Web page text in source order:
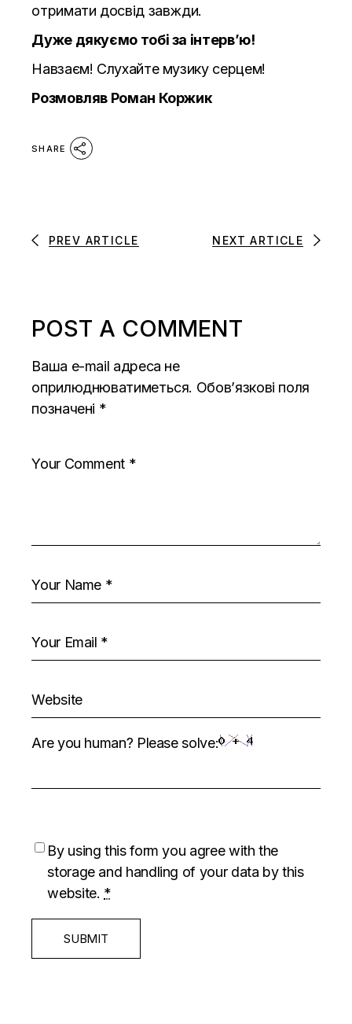
отримати досвід завжди.
Дуже дякуємо тобі за інтерв’ю!
Навзаєм! Слухайте музику серцем!
Розмовляв Роман Коржик
SHARE
PREV ARTICLE NEXT ARTICLE
POST A COMMENT
Ваша e-mail адреса не
оприлюднюватиметься. Обов’язкові поля
позначені *
Are you human? Please solve:
By using this form you agree with the
storage and handling of your data by this
website. *
SUBMIT